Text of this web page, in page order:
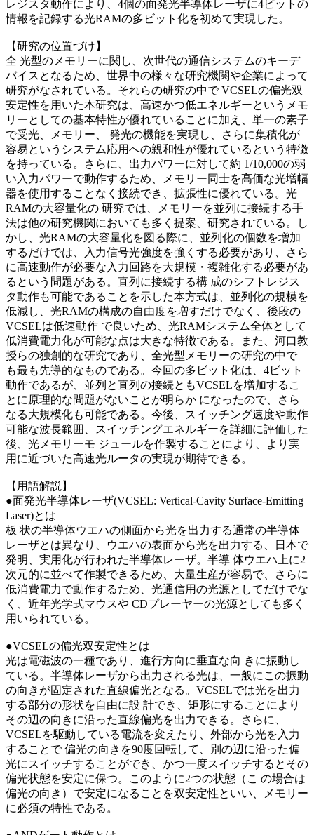
レジスタ動作により、4個の面発光半導体レーザに4ビットの
情報を記録する光RAMの多ビット化を初めて実現した。
【研究の位置づけ】
全 光型のメモリーに関し、次世代の通信システムのキーデ
バイスとなるため、世界中の様々な研究機関や企業によって
研究がなされている。それらの研究の中で VCSELの偏光双
安定性を用いた本研究は、高速かつ低エネルギーというメモ
リーとしての基本特性が優れていることに加え、単一の素子
で受光、メモリー、 発光の機能を実現し、さらに集積化が
容易というシステム応用への親和性が優れているという特徴
を持っている。さらに、出力パワーに対して約 1/10,000の弱
い入力パワーで動作するため、メモリー同士を高価な光増幅
器を使用することなく接続でき、拡張性に優れている。光
RAMの大容量化の 研究では、メモリーを並列に接続する手
法は他の研究機関においても多く提案、研究されている。し
かし、光RAMの大容量化を図る際に、並列化の個数を増加
するだけでは、入力信号光強度を強くする必要があり、さら
に高速動作が必要な入力回路を大規模・複雑化する必要があ
るという問題がある。直列に接続する構 成のシフトレジス
タ動作も可能であることを示した本方式は、並列化の規模を
低減し、光RAMの構成の自由度を増すだけでなく、後段の
VCSELは低速動作 で良いため、光RAMシステム全体として
低消費電力化が可能な点は大きな特徴である。また、河口教
授らの独創的な研究であり、全光型メモリーの研究の中で
も最も先導的なものである。今回の多ビット化は、4ビット
動作であるが、並列と直列の接続ともVCSELを増加するこ
とに原理的な問題がないことが明らか になったので、さら
なる大規模化も可能である。今後、スイッチング速度や動作
可能な波長範囲、スイッチングエネルギーを詳細に評価した
後、光メモリーモ ジュールを作製することにより、より実
用に近づいた高速光ルータの実現が期待できる。
【用語解説】
●面発光半導体レーザ(VCSEL: Vertical-Cavity Surface-Emitting
Laser)とは
板 状の半導体ウエハの側面から光を出力する通常の半導体
レーザとは異なり、ウエハの表面から光を出力する、日本で
発明、実用化が行われた半導体レーザ。半導 体ウエハ上に2
次元的に並べて作製できるため、大量生産が容易で、さらに
低消費電力で動作するため、光通信用の光源としてだけでな
く、近年光学式マウスや CDプレーヤーの光源としても多く
用いられている。
●VCSELの偏光双安定性とは
光は電磁波の一種であり、進行方向に垂直な向 きに振動し
ている。半導体レーザから出力される光は、一般にこの振動
の向きが固定された直線偏光となる。VCSELでは光を出力
する部分の形状を自由に設 計でき、矩形にすることにより
その辺の向きに沿った直線偏光を出力できる。さらに、
VCSELを駆動している電流を変えたり、外部から光を入力
することで 偏光の向きを90度回転して、別の辺に沿った偏
光にスイッチすることができ、かつ一度スイッチするとその
偏光状態を安定に保つ。このように2つの状態（こ の場合は
偏光の向き）で安定になることを双安定性といい、メモリー
に必須の特性である。